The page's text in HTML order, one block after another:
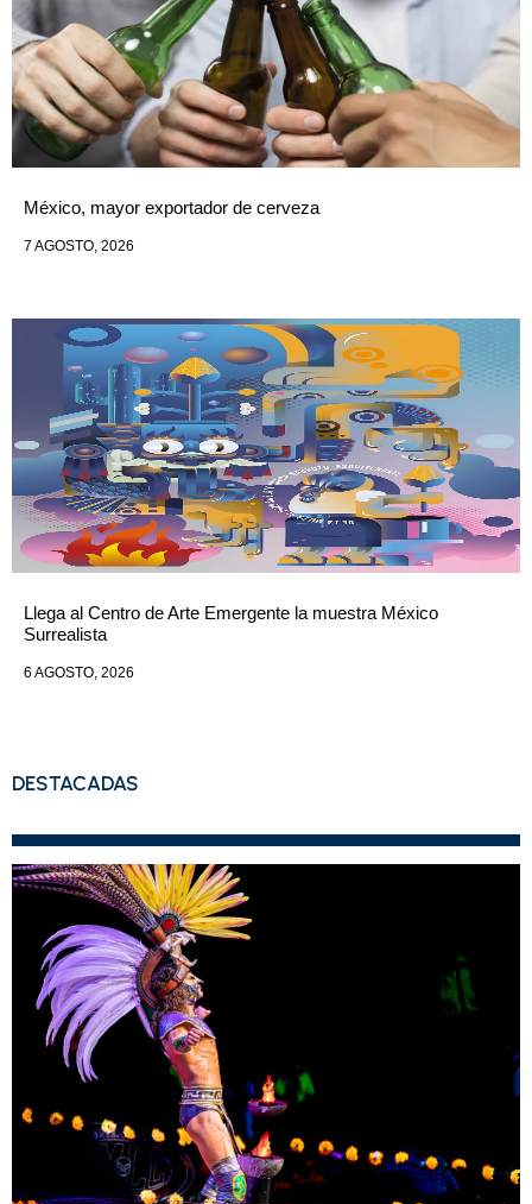
México, mayor exportador de cerveza
7 AGOSTO, 2026
Llega al Centro de Arte Emergente la muestra México
Surrealista
6 AGOSTO, 2026
DESTACADAS